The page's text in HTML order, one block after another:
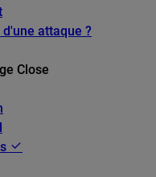
attaque ?
Close